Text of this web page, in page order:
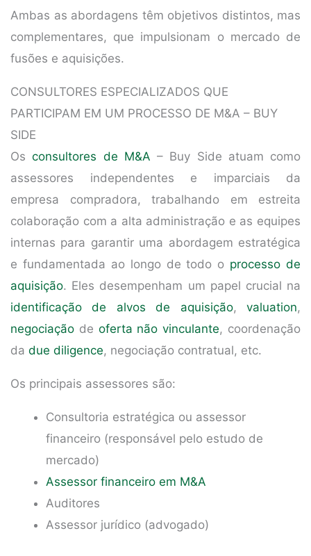
Ambas as abordagens têm objetivos distintos, mas
complementares, que impulsionam o mercado de
fusões e aquisições.
CONSULTORES ESPECIALIZADOS QUE
PARTICIPAM EM UM PROCESSO DE M&A – BUY
SIDE
Osconsultores de M&A – Buy Side atuam como
assessores independentes e imparciais da
empresa compradora, trabalhando em estreita
colaboração com a alta administração e as equipes
internas para garantir uma abordagem estratégica
e fundamentada ao longo de todo o processo de
aquisição. Eles desempenham um papel crucial na
identificação de alvos de aquisição,valuation,
negociação de oferta não vinculante, coordenação
da due diligence, negociação contratual, etc.
Os principais assessores são:
Consultoria estratégica ou assessor
financeiro (responsável pelo estudo de
mercado)
Assessor financeiro em M&A
Auditores
Assessor jurídico (advogado)